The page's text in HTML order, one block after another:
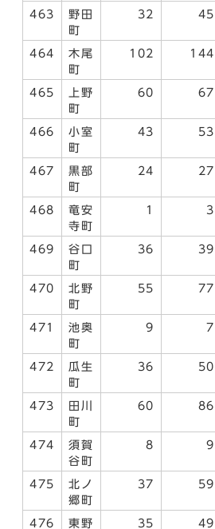
463
野田
町
32 45
464
木尾
町
102 144
465
上野
町
60 67
466
小室
町
43 53
467
黒部
町
24 27
468
竜安
寺町
1 3
469
谷口
町
36 39
470
北野
町
55 77
471
池奥
町
9 7
472
瓜生
町
36 50
473
田川
町
60 86
474
須賀
谷町
8 9
475
北ノ
郷町
37 59
476
東野
35 49